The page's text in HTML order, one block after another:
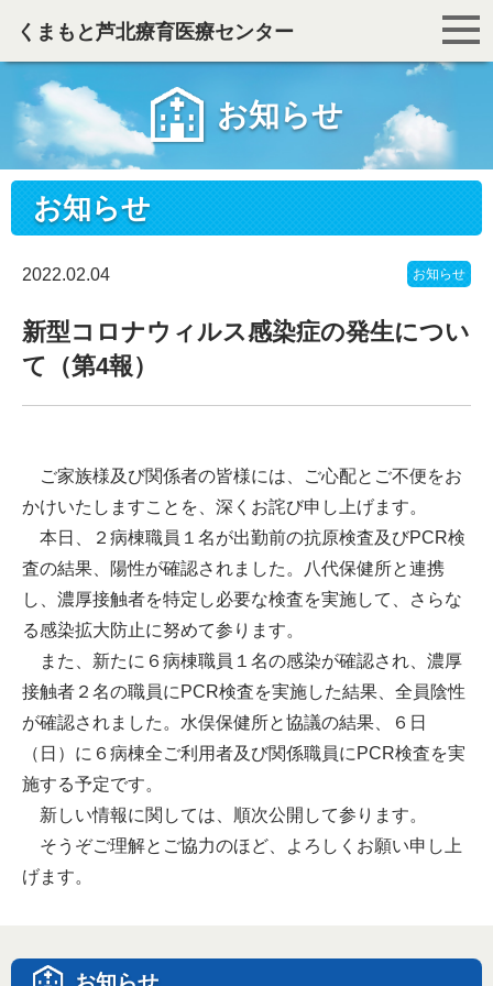
くまもと芦北療育医療センター
お知らせ
お知らせ
2022.02.04 お知らせ
新型コロナウィルス感染症の発生につい
て（第4報）
ご家族様及び関係者の皆様には、ご心配とご不便をお
かけいたしますことを、深くお詫び申し上げます。
本日、２病棟職員１名が出勤前の抗原検査及びPCR検
査の結果、陽性が確認されました。八代保健所と連携
し、濃厚接触者を特定し必要な検査を実施して、さらな
る感染拡大防止に努めて参ります。
また、新たに６病棟職員１名の感染が確認され、濃厚
接触者２名の職員にPCR検査を実施した結果、全員陰性
が確認されました。水俣保健所と協議の結果、６日
（日）に６病棟全ご利用者及び関係職員にPCR検査を実
施する予定です。
新しい情報に関しては、順次公開して参ります。
そうぞご理解とご協力のほど、よろしくお願い申し上
げます。